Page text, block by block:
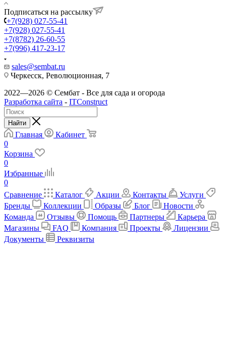
Подписаться на рассылку
+7(928) 027-55-41
+7(928) 027-55-41
+7(8782) 26-60-55
+7(996) 417-23-17
sales@sembat.ru
Черкесск, Революционная, 7
2022—2026 © Сембат - Все для сада и огорода
Разработка сайта - ITConstruct
Найти
Главная
Кабинет
0
Корзина
0
Избранные
0
Сравнение
Каталог Акции Контакты
Услуги
Бренды
Коллекции Образы Блог
Новости
Команда
Отзывы Помощь Партнеры
Карьера
Магазины
FAQ Компания Проекты
Лицензии
Документы
Реквизиты